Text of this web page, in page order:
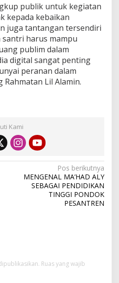
publik untuk kegiatan
kepada kebaikan
juga tantangan tersendiri
harus mampu
publim dalam
digital sangat penting
peranan dalam
Rahmatan Lil Alamin.
Kami
Pos berikutnya
MENGENAL MA’HAD ALY
SEBAGAI PENDIDIKAN
TINGGI PONDOK
PESANTREN
Ruas yang wajib